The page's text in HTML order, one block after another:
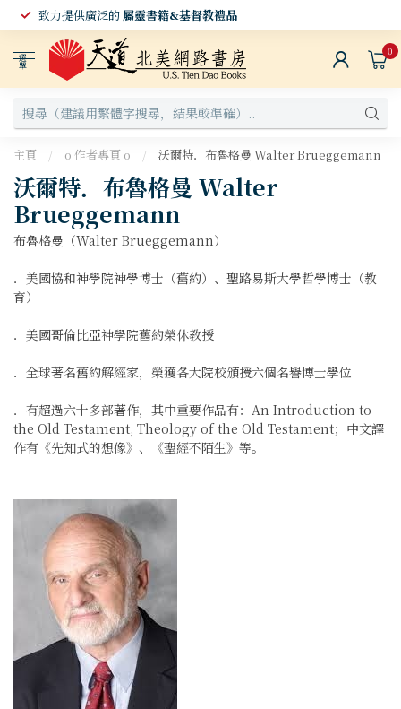
致力提供廣泛的屬靈書籍&基督教禮品
選
單
0
主頁 / o 作者專頁 o / 沃爾特．布魯格曼 Walter Brueggemann
沃爾特．布魯格曼 Walter
Brueggemann
布魯格曼（Walter Brueggemann）
．美國協和神學院神學博士（舊約）、聖路易斯大學哲學博士（教
育）
．美國哥倫比亞神學院舊約榮休教授
．全球著名舊約解經家，榮獲各大院校頒授六個名譽博士學位
．有超過六十多部著作，其中重要作品有：An Introduction to
the Old Testament, Theology of the Old Testament；中文譯
作有《先知式的想像》、《聖經不陌生》等。